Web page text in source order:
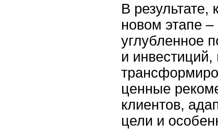
В результате,
новом этапе –
углубленное
и
ценные
клиентов,
цели и